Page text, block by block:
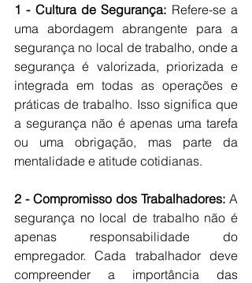
1 - Cultura de Segurança: Refere-se a
uma abordagem abrangente para a
segurança no local de trabalho, onde a
segurança é valorizada, priorizada e
integrada em todas as operações e
práticas de trabalho. Isso significa que
a segurança não é apenas uma tarefa
ou uma obrigação, mas parte da
mentalidade e atitude cotidianas.
2 - Compromisso dos Trabalhadores: A
segurança no local de trabalho não é
apenas responsabilidade do
empregador. Cada trabalhador deve
compreender a importância das